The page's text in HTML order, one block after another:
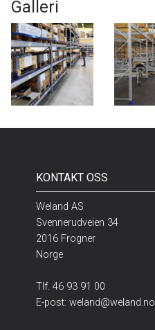
Galleri
KONTAKT OSS
Weland AS
Svennerudveien 34
2016 Frogner
Norge
Tlf.46 93 91 00
E-post:weland@weland.no